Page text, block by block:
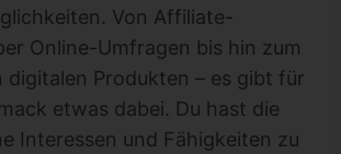
Von Affiliate-
Online-Umfragen bis hin zum
digitalen Produkten – es gibt für
etwas dabei. Du hast die
Interessen und Fähigkeiten zu